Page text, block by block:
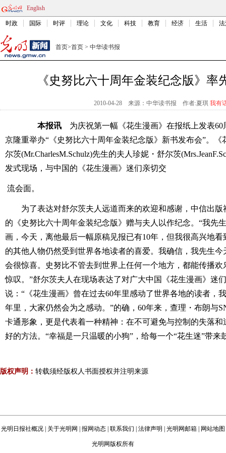
English
时政 国际 时评 理论 文化 科技 教育 经济 生活
首页>首页 > 中华读书报
《史努比六十周年金装纪念版》率
2010-04-28 来源：中华读书报 作者:夏琪 我有
本报讯 为庆祝第一幅《花生漫画》在报纸上发表
京隆重举办“《史努比六十周年金装纪念版》新书发布会”。
尔茨(Mr.CharlesM.Schulz)先生的夫人珍妮・舒尔茨
发式现场，与中国的《花生漫画》迷们亲切交
流会面。
为了表达对舒尔茨夫人远道而来的欢迎和感谢，中信出
的《史努比六十周年金装纪念版》赠与夫人以作纪念。“我先
画，今天，离他最后一幅原稿见报已有10年，但我很高兴地
的其他人物仍然受到世界各地读者的喜爱。我确信，我先生
会很惊喜。史努比不管去到世界上任何一个地方，都能传播
惊叹。”舒尔茨夫人在现场表达了对广大中国《花生漫画》迷
说：“《花生漫画》曾在过去60年里感动了世界各地的读者，
年里，大家仍然会为之感动。”的确，60年来，查理・布朗与
卡通形象，更是代表着一种精神：在不可避免与控制的失落
好的方法。“幸福是一只温暖的小狗”，给每一个“花生迷”带来
版权声明： 转载须经版权人书面授权并注明来源
光明日报社概况 关于光明网 报网动态 联系我们 法律声明 光明网邮箱 网站地图
光明网版权所有